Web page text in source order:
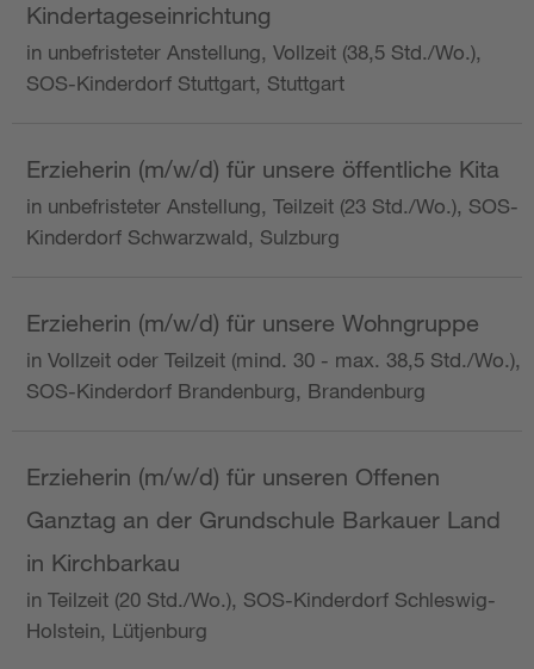
Kindertageseinrichtung
in unbefristeter Anstellung, Vollzeit (38,5 Std./Wo.),
SOS-Kinderdorf Stuttgart, Stuttgart
Erzieherin (m/w/d) für unsere öffentliche Kita
in unbefristeter Anstellung, Teilzeit (23 Std./Wo.), SOS-
Kinderdorf Schwarzwald, Sulzburg
Erzieherin (m/w/d) für unsere Wohngruppe
in Vollzeit oder Teilzeit (mind. 30 - max. 38,5 Std./Wo.),
SOS-Kinderdorf Brandenburg, Brandenburg
Erzieherin (m/w/d) für unseren Offenen
Ganztag an der Grundschule Barkauer Land
in Kirchbarkau
in Teilzeit (20 Std./Wo.), SOS-Kinderdorf Schleswig-
Holstein, Lütjenburg